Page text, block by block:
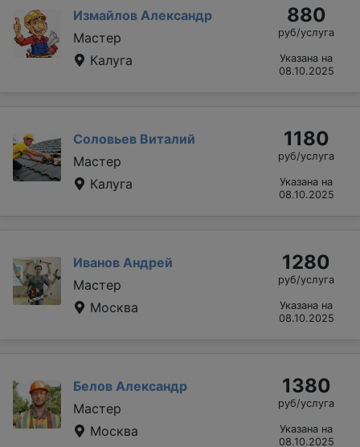
Измайлов Александр
Мастер
Калуга
880
руб/услуга
Указана на
08.10.2025
Соловьев Виталий
Мастер
Калуга
1180
руб/услуга
Указана на
08.10.2025
Иванов Андрей
Мастер
Москва
1280
руб/услуга
Указана на
08.10.2025
Белов Александр
Мастер
Москва
1380
руб/услуга
Указана на
08.10.2025